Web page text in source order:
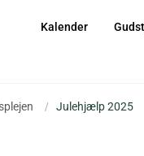
Kalender
/ Julehjælp 2025